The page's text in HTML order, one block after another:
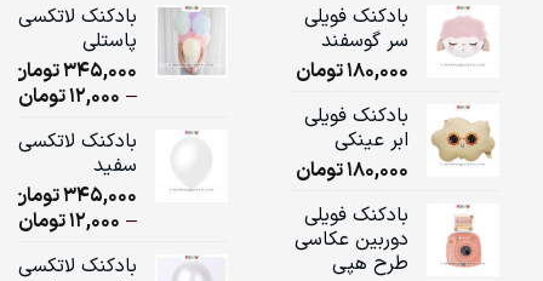
بادکنک فویلی
سر گوسفند
180,000تومان
بادکنک فویلی
ابر عینکی
180,000تومان
بادکنک فویلی
دوربین عکاسی
طرح هپی
بادکنک لاتکسی
پاستلی
345,000تومان
–
12,000تومان
بادکنک لاتکسی
سفید
345,000تومان
–
12,000تومان
بادکنک لاتکسی